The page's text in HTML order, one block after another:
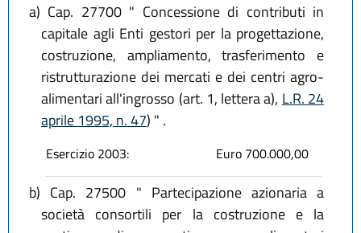
a) Cap. 27700 " Concessione di contributi in
capitale agli Enti gestori per la progettazione,
costruzione, ampliamento, trasferimento e
ristrutturazione dei mercati e dei centri agro-
alimentari all'ingrosso (art. 1, lettera a), L.R. 24
aprile 1995, n. 47) " .
Esercizio 2003: Euro 700.000,00
b) Cap. 27500 " Partecipazione azionaria a
società consortili per la costruzione e la